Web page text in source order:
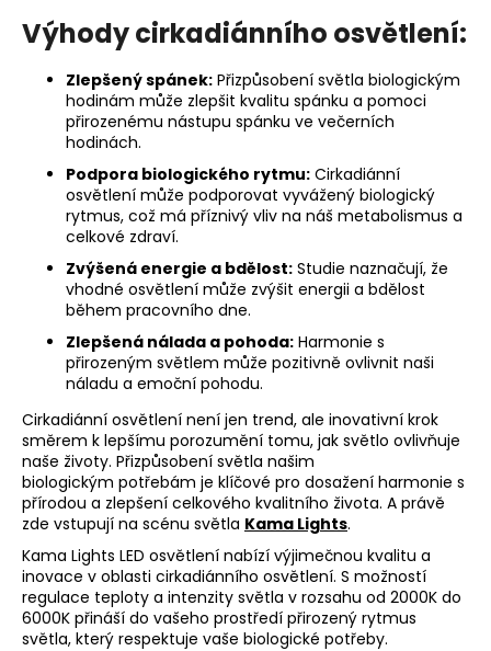
Výhody cirkadiánního osvětlení:
Zlepšený spánek: Přizpůsobení světla biologickým
hodinám může zlepšit kvalitu spánku a pomoci
přirozenému nástupu spánku ve večerních
hodinách.
Podpora biologického rytmu: Cirkadiánní
osvětlení může podporovat vyvážený biologický
rytmus, což má příznivý vliv na náš metabolismus a
celkové zdraví.
Zvýšená energie a bdělost: Studie naznačují, že
vhodné osvětlení může zvýšit energii a bdělost
během pracovního dne.
Zlepšená nálada a pohoda: Harmonie s
přirozeným světlem může pozitivně ovlivnit naši
náladu a emoční pohodu.
Cirkadiánní osvětlení není jen trend, ale inovativní krok
směrem k lepšímu porozumění tomu, jak světlo ovlivňuje
naše životy. Přizpůsobení světla našim
biologickým potřebám je klíčové pro dosažení harmonie s
přírodou a zlepšení celkového kvalitního života. A právě
zde vstupují na scénu světla Kama Lights.
Kama Lights LED osvětlení nabízí výjimečnou kvalitu a
inovace v oblasti cirkadiánního osvětlení. S možností
regulace teploty a intenzity světla v rozsahu od 2000K do
6000K přináší do vašeho prostředí přirozený rytmus
světla, který respektuje vaše biologické potřeby.